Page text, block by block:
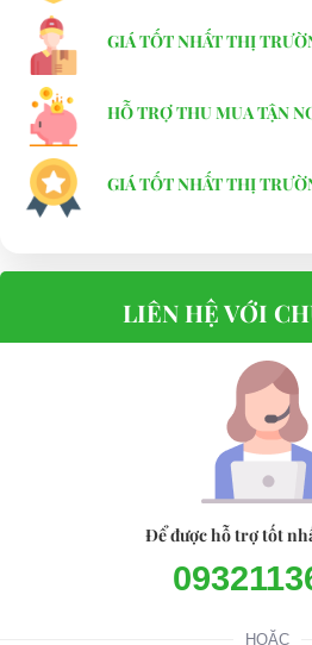
- Khả năng leo dốc: 20%
- Trọng lượng: 490kg
- Kích thước:
Liên hệ ngay với chúng tôi để
buýt điện chở khách đời mới và
cả ưu đãi nhất.
Để được tư vấn thêm về cách sử dụng
cho xe hoặc có vấn đề gì cần được hỗ
LIÊN HỆ CÔNG TY:Công ty
Đại Cường
Địa chỉ: 845 Quốc Lộ 13, Phường Hiệp
Điện thoại: 08 68 100 260
GIÁ TỐT NHẤT THỊ
HỖ TRỢ THU MUA TẬN
GIÁ TỐT NHẤT THỊ
LIÊN HỆ VỚI
Để được hỗ trợ tốt
HOẶC